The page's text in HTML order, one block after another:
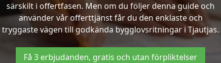
särskilt i offertfasen. Men om du följer denna guide och
använder vår offerttjänst får du den enklaste och
tryggaste vägen till godkända bygglovsritningar i Tjautjas.
Få 3 erbjudanden, gratis och utan förpliktelser